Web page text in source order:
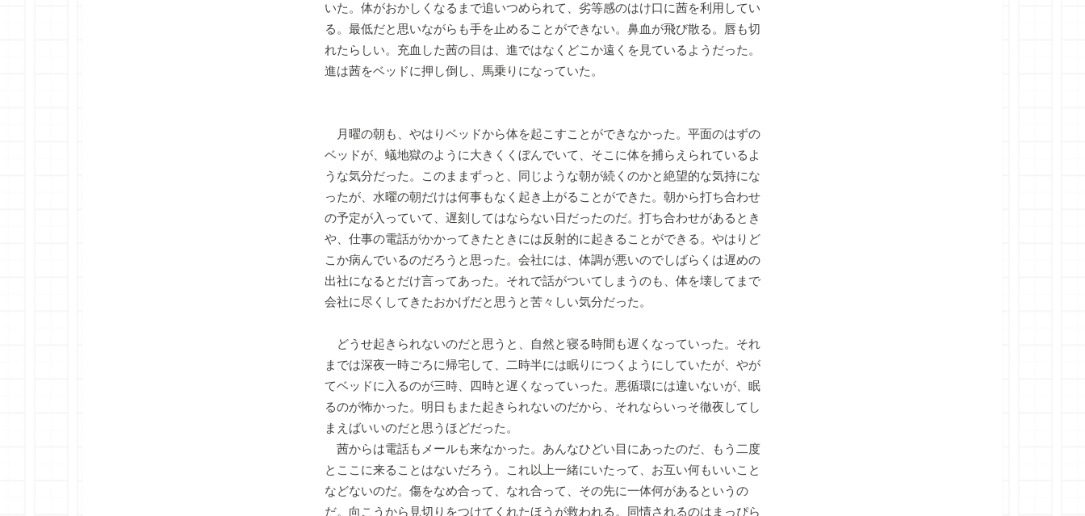
いた。体がおかしくなるまで追いつめられて、劣等感のはけ口に茜を利用してい
る。最低だと思いながらも手を止めることができない。鼻血が飛び散る。唇も切
れたらしい。充血した茜の目は、進ではなくどこか遠くを見ているようだった。
進は茜をベッドに押し倒し、馬乗りになっていた。
月曜の朝も、やはりベッドから体を起こすことができなかった。平面のはずの
ベッドが、蟻地獄のように大きくくぼんでいて、そこに体を捕らえられているよ
うな気分だった。このままずっと、同じような朝が続くのかと絶望的な気持にな
ったが、水曜の朝だけは何事もなく起き上がることができた。朝から打ち合わせ
の予定が入っていて、遅刻してはならない日だったのだ。打ち合わせがあるとき
や、仕事の電話がかかってきたときには反射的に起きることができる。やはりど
こか病んでいるのだろうと思った。会社には、体調が悪いのでしばらくは遅めの
出社になるとだけ言ってあった。それで話がついてしまうのも、体を壊してまで
会社に尽くしてきたおかげだと思うと苦々しい気分だった。
どうせ起きられないのだと思うと、自然と寝る時間も遅くなっていった。それ
までは深夜一時ごろに帰宅して、二時半には眠りにつくようにしていたが、やが
てベッドに入るのが三時、四時と遅くなっていった。悪循環には違いないが、眠
るのが怖かった。明日もまた起きられないのだから、それならいっそ徹夜してし
まえばいいのだと思うほどだった。
茜からは電話もメールも来なかった。あんなひどい目にあったのだ、もう二度
とここに来ることはないだろう。これ以上一緒にいたって、お互い何もいいこと
などないのだ。傷をなめ合って、なれ合って、その先に一体何があるというの
だ。向こうから見切りをつけてくれたほうが救われる。同情されるのはまっぴら